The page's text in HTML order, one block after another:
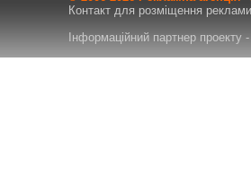
Контакт для розміщення
Інформаційний партнер проекту